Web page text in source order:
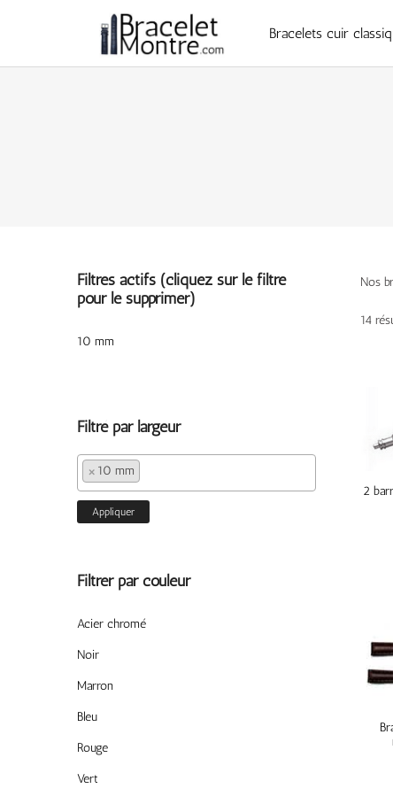
Bracelets cuir
Nos
14
2
Filtres actifs (cliquez sur le filtre
pour le supprimer)
10 mm
Filtré par largeur
× 10 mm
Appliquer
Filtrer par couleur
Acier chromé
Noir
Marron
Bleu
Rouge
Vert